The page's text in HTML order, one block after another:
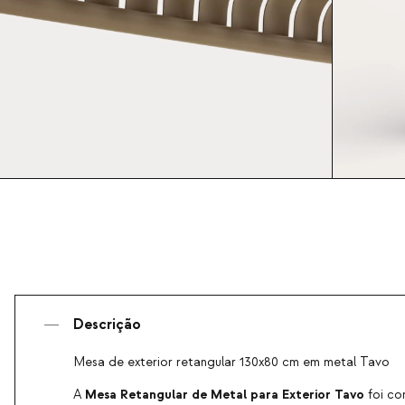
Descrição
Mesa de exterior retangular 130x80 cm em metal Tavo
A Mesa Retangular de Metal para Exterior Tavo foi